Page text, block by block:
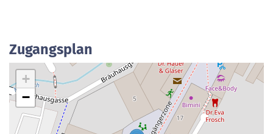
Zugangsplan
+
−